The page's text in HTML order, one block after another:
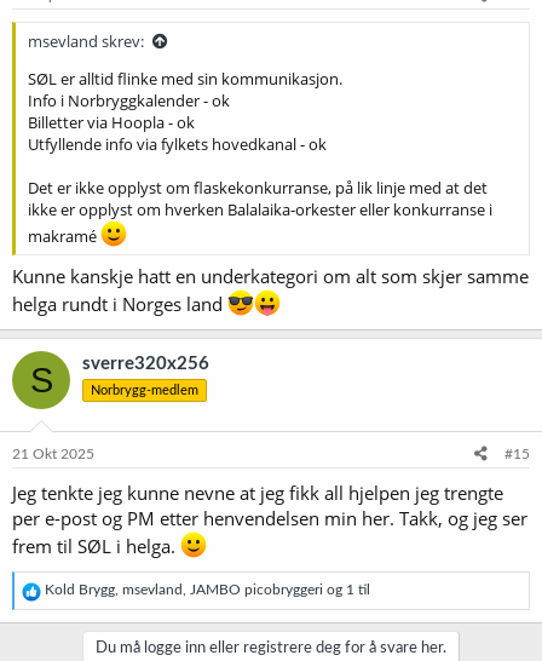
msevland skrev:
SØL er alltid flinke med sin kommunikasjon.
Info i Norbryggkalender - ok
Billetter via Hoopla - ok
Utfyllende info via fylkets hovedkanal - ok
Det er ikke opplyst om flaskekonkurranse, på lik linje med at det
ikke er opplyst om hverken Balalaika-orkester eller konkurranse i
makramé
Kunne kanskje hatt en underkategori om alt som skjer samme
helga rundt i Norges land
S sverre320x256
Norbrygg-medlem
21 Okt 2025 #15
Jeg tenkte jeg kunne nevne at jeg fikk all hjelpen jeg trengte
per e-post og PM etter henvendelsen min her. Takk, og jeg ser
frem til SØL i helga.
R
e
a
Kold Brygg msevland JAMBO picobryggeri og 1 til
Du må logge inn eller registrere deg for å svare her.